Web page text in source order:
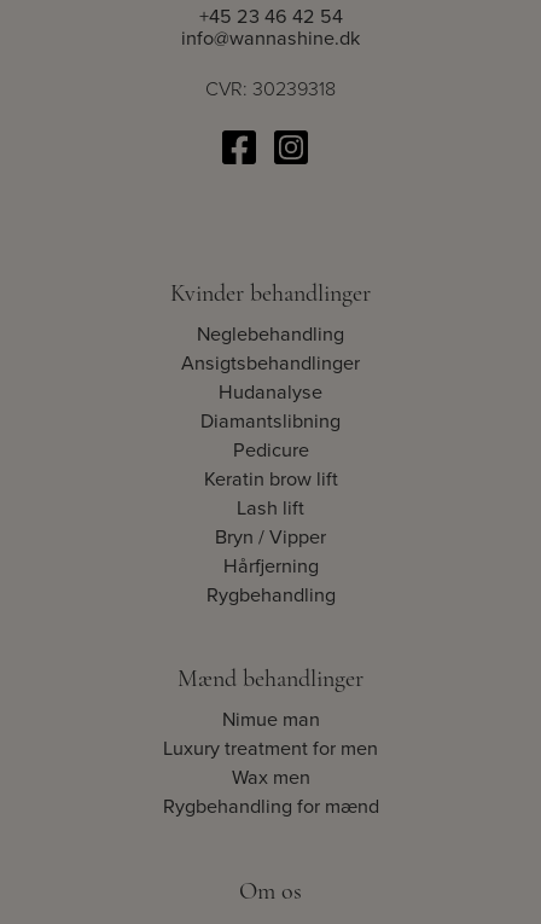
+45 23 46 42 54
info@wannashine.dk
CVR: 30239318
Kvinder behandlinger
Neglebehandling
Ansigtsbehandlinger
Hudanalyse
Diamantslibning
Pedicure
Keratin brow lift
Lash lift
Bryn / Vipper
Hårfjerning
Rygbehandling
Mænd behandlinger
Nimue man
Luxury treatment for men
Wax men
Rygbehandling for mænd
Om os